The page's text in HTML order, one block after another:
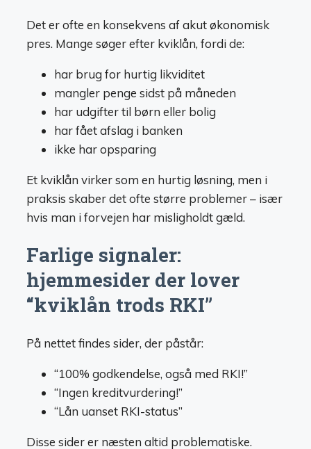
Det er ofte en konsekvens af akut økonomisk
pres. Mange søger efter kviklån, fordi de:
har brug for hurtig likviditet
mangler penge sidst på måneden
har udgifter til børn eller bolig
har fået afslag i banken
ikke har opsparing
Et kviklån virker som en hurtig løsning, men i
praksis skaber det ofte større problemer – især
hvis man i forvejen har misligholdt gæld.
Farlige signaler:
hjemmesider der lover
“kviklån trods RKI”
På nettet findes sider, der påstår:
“100% godkendelse, også med RKI!”
“Ingen kreditvurdering!”
“Lån uanset RKI-status”
Disse sider er næsten altid problematiske.